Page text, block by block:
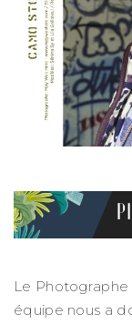
Le
équipe nous a